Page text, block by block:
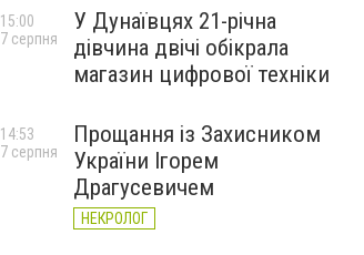
У Дунаївцях 21-річна
дівчина двічі обікрала
магазин цифрової техніки
15:00
7 серпня
Прощання із Захисником
України Ігорем
Драгусевичем
НЕКРОЛОГ
14:53
7 серпня